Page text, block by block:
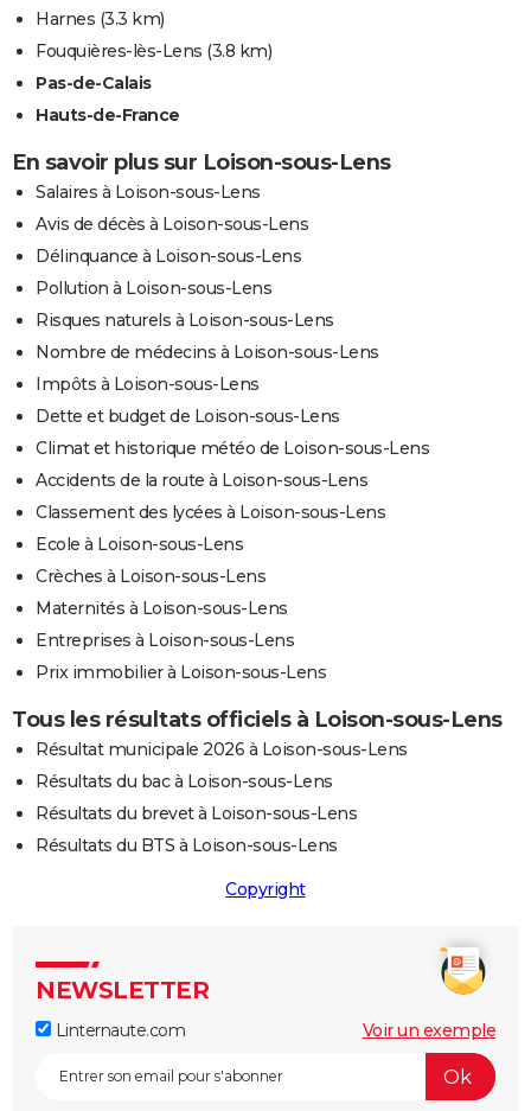
Harnes (3.3 km)
Fouquières-lès-Lens (3.8 km)
Pas-de-Calais
Hauts-de-France
En savoir plus sur Loison-sous-Lens
Salaires à Loison-sous-Lens
Avis de décès à Loison-sous-Lens
Délinquance à Loison-sous-Lens
Pollution à Loison-sous-Lens
Risques naturels à Loison-sous-Lens
Nombre de médecins à Loison-sous-Lens
Impôts à Loison-sous-Lens
Dette et budget de Loison-sous-Lens
Climat et historique météo de Loison-sous-Lens
Accidents de la route à Loison-sous-Lens
Classement des lycées à Loison-sous-Lens
Ecole à Loison-sous-Lens
Crèches à Loison-sous-Lens
Maternités à Loison-sous-Lens
Entreprises à Loison-sous-Lens
Prix immobilier à Loison-sous-Lens
Tous les résultats officiels à Loison-sous-Lens
Résultat municipale 2026 à Loison-sous-Lens
Résultats du bac à Loison-sous-Lens
Résultats du brevet à Loison-sous-Lens
Résultats du BTS à Loison-sous-Lens
Copyright
NEWSLETTER
Linternaute.com Voir un exemple